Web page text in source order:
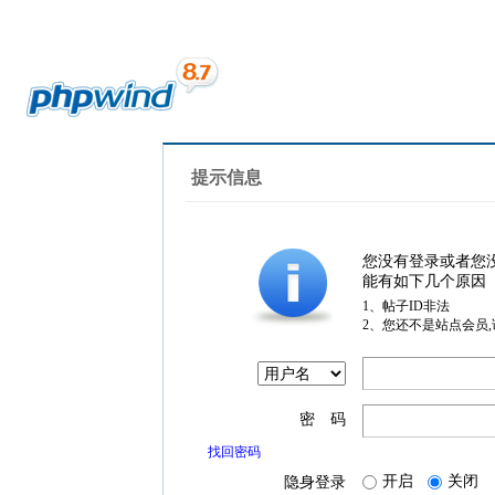
提示信息
您没有登录或者您
能有如下几个原因
1、帖子ID非法
2、您还不是站点会员
密 码
找回密码
隐身登录 开启 关闭